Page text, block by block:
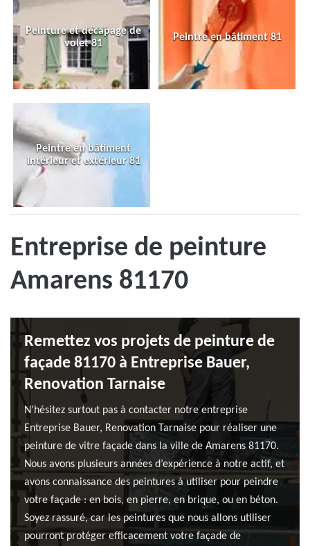
Peinture et décapage de
volet 81
Peintre en bâtiment 81
Peintre en bâtiment
intérieur et extérieur 81
Entreprise de peinture
Amarens 81170
Remettez vos projets de peinture de
façade 81170 à Entreprise Bauer,
Renovation Tarnaise
N’hésitez surtout pas à contacter notre entreprise
Entreprise Bauer, Renovation Tarnaise pour réaliser une
peinture de vitre façade dans la ville de Amarens 81170.
Nous avons plusieurs années d’expérience à notre actif, et
avons connaissance des peintures à utiliser pour peindre
votre façade : en bois, en pierre, en brique, ou en béton.
Soyez rassuré, car les peintures que nous allons utiliser
pourront protéger efficacement votre façade de